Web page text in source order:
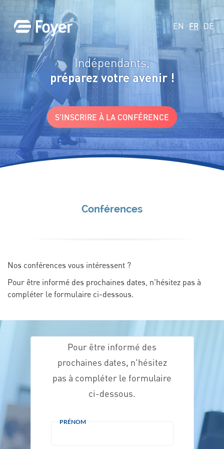
EN FR DE
Indépendants,
préparez votre avenir !
S'INSCRIRE À LA CONFÉRENCE
Conférences
Nos conférences vous intéressent ?
Pour être informé des prochaines dates, n'hésitez pas à
compléter le formulaire ci-dessous.
Pour être informé des
prochaines dates, n'hésitez
pas à compléter le formulaire
ci-dessous.
PRÉNOM
Merci.